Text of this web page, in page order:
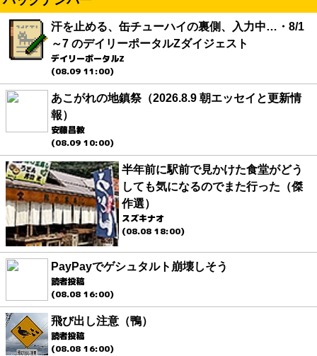
汗を止める、缶チューハイの裏側、入力中…・8/1
～7 のデイリーポータルZダイジェスト
デイリーポータルZ
(08.09 11:00)
あこがれの地鎮祭（2026.8.9 朝エッセイと更新情
報）
安藤昌教
(08.09 10:00)
半年前に駅前で見かけた食堂がどう
しても気になるのでまた行った（傑
作選）
スズキナオ
(08.08 18:00)
PayPayでゲシュタルト崩壊しそう
読者投稿
(08.08 16:00)
飛び出し注意（鴨）
読者投稿
(08.08 16:00)